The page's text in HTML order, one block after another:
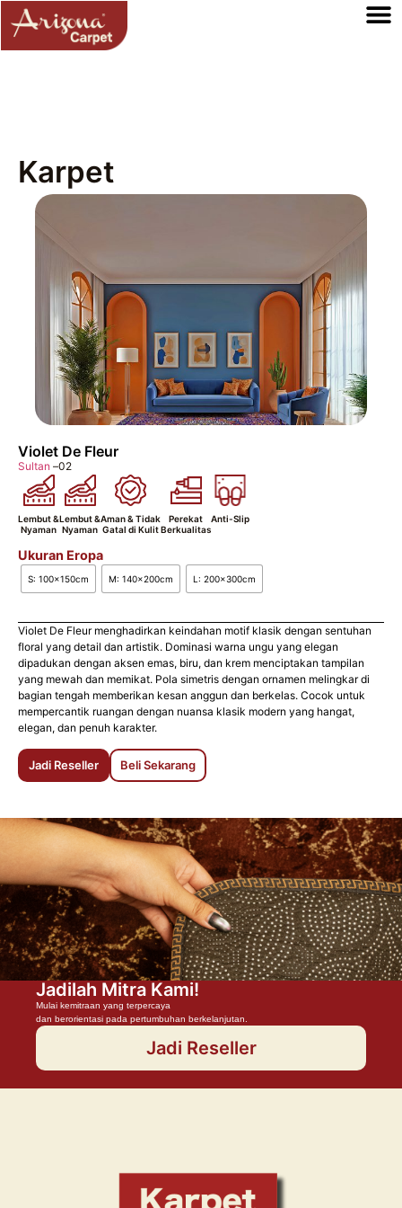
Karpet
Violet De Fleur
Sultan –02
Lembut &
Nyaman
Lembut &
Nyaman
Aman & Tidak
Gatal di Kulit
Perekat
Berkualitas
Anti-Slip
Ukuran Eropa
S: 100x150cm M: 140x200cm L: 200x300cm
Violet De Fleur menghadirkan keindahan motif klasik dengan sentuhan
floral yang detail dan artistik. Dominasi warna ungu yang elegan
dipadukan dengan aksen emas, biru, dan krem menciptakan tampilan
yang mewah dan memikat. Pola simetris dengan ornamen melingkar di
bagian tengah memberikan kesan anggun dan berkelas. Cocok untuk
mempercantik ruangan dengan nuansa klasik modern yang hangat,
elegan, dan penuh karakter.
Jadi Reseller Beli Sekarang
Jadilah Mitra Kami!
Mulai kemitraan yang terpercaya
dan berorientasi pada pertumbuhan berkelanjutan.
Jadi Reseller